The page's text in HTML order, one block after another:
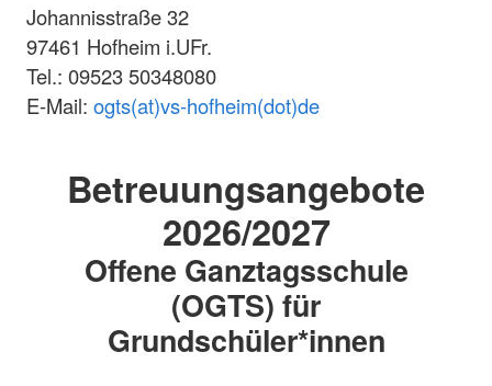
Johannisstraße 32
97461 Hofheim i.UFr.
Tel.: 09523 50348080
E-Mail: ogts(at)vs-hofheim(dot)de
Betreuungsangebote
2026/2027
Offene Ganztagsschule
(OGTS) für
Grundschüler*innen